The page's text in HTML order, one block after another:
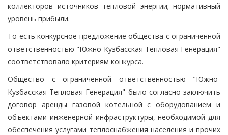
коллекторов источников тепловой энергии; нормативный
уровень прибыли.
То есть конкурсное предложение общества с ограниченной
ответственностью "Южно-Кузбасская Тепловая Генерация"
соответствовало критериям конкурса.
Общество с ограниченной ответственностью "Южно-
Кузбасская Тепловая Генерация" было согласно заключить
договор аренды газовой котельной с оборудованием и
объектами инженерной инфраструктуры, необходимой для
обеспечения услугами теплоснабжения населения и прочих